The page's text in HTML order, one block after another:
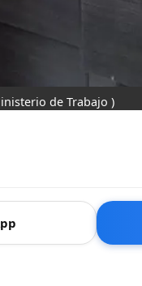
de Trabajo )